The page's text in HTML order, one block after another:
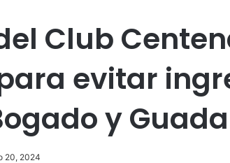
Club
evitar
y
20, 2024